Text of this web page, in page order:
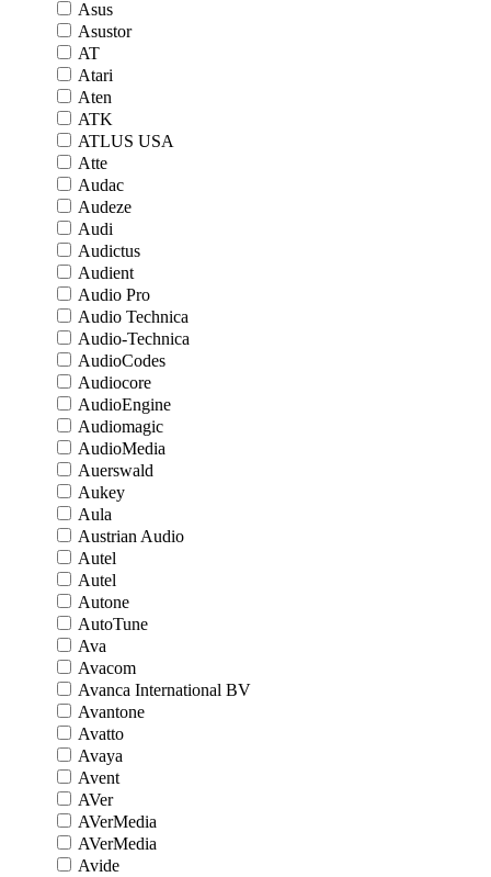
Asus
Asustor
AT
Atari
Aten
ATK
ATLUS USA
Atte
Audac
Audeze
Audi
Audictus
Audient
Audio Pro
Audio Technica
Audio-Technica
AudioCodes
Audiocore
AudioEngine
Audiomagic
AudioMedia
Auerswald
Aukey
Aula
Austrian Audio
Autel
Autel
Autone
AutoTune
Ava
Avacom
Avanca International BV
Avantone
Avatto
Avaya
Avent
AVer
AVerMedia
AVerMedia
Avide